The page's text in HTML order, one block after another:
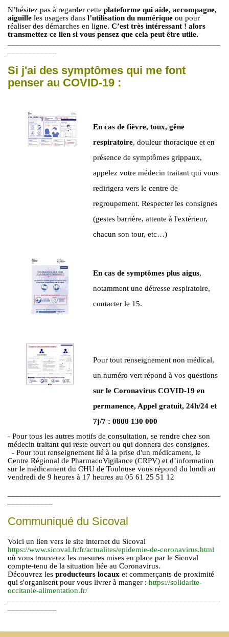
N’hésitez pas à regarder cette plateforme qui aide, accompagne,
aiguille les usagers dans l’utilisation du numérique ou pour
réaliser des démarches en ligne. C’est très intéressant ! alors
transmettez ce lien si vous pensez que cela peut être utile.
Si j'ai des symptômes qui me font
penser au COVID-19 :
En cas de fièvre, toux, gêne
respiratoire, douleur thoracique et en
présence de symptômes grippaux,
appelez votre médecin traitant qui vous
redirigera vers le centre de
regroupement. Respecter les consignes
(gestes barrière, attente à l'extérieur,
chacun son tour, etc…)
En cas de symptômes plus aigus,
notamment une détresse respiratoire,
contacter le 15.
Pour tout renseignement non médical,
un numéro vert répond à vos questions
sur le Coronavirus COVID-19 en
permanence, Appel gratuit, 24h/24 et
7j/7 : 0800 130 000
- Pour tous les autres motifs de consultation, se rendre chez son
médecin traitant qui reste ouvert ou qui donnera des consignes.
- Pour tout renseignement lié à la prise d'un médicament, le
Centre Régional de PharmacoVigilance (CRPV) et d’information
sur le médicament du CHU de Toulouse vous répond du lundi au
vendredi de 9 heures à 17 heures au 05 61 25 51 12
Communiqué du Sicoval
Voici un lien vers le site internet du Sicoval
https://www.sicoval.fr/fr/actualites/epidemie-de-coronavirus.html
où vous trouverez les mesures mises en place par le Sicoval
compte-tenu de la situation liée au Coronavirus.
Découvrez les producteurs locaux et commerçants de proximité
qui s'organisent pour vous livrer à manger : https://solidarite-
occitanie-alimentation.fr/